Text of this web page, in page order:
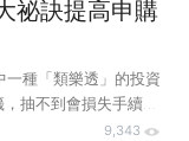
祕訣提高申購
種「類樂透」的投資
抽不到會損失手續
報酬率。和樂透相比，
9,343